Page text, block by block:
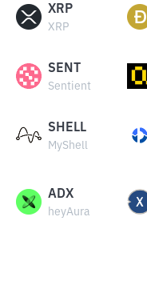
XRP
XRP
SENT
Sentient
SHELL
MyShell
ADX
heyAura